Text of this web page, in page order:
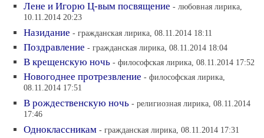
Лене и Игорю Ц-вым посвящение - любовная лирика,
10.11.2014 20:23
Назидание - гражданская лирика, 08.11.2014 18:11
Поздравление - гражданская лирика, 08.11.2014 18:04
В крещенскую ночь - философская лирика, 08.11.2014 17:52
Новогоднее протрезвление - философская лирика,
08.11.2014 17:51
В рождественскую ночь - религиозная лирика, 08.11.2014
17:46
Одноклассникам - гражданская лирика, 08.11.2014 17:31